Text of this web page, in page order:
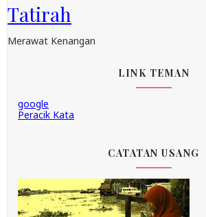
Tatirah
Merawat Kenangan
LINK TEMAN
google
Peracik Kata
CATATAN USANG